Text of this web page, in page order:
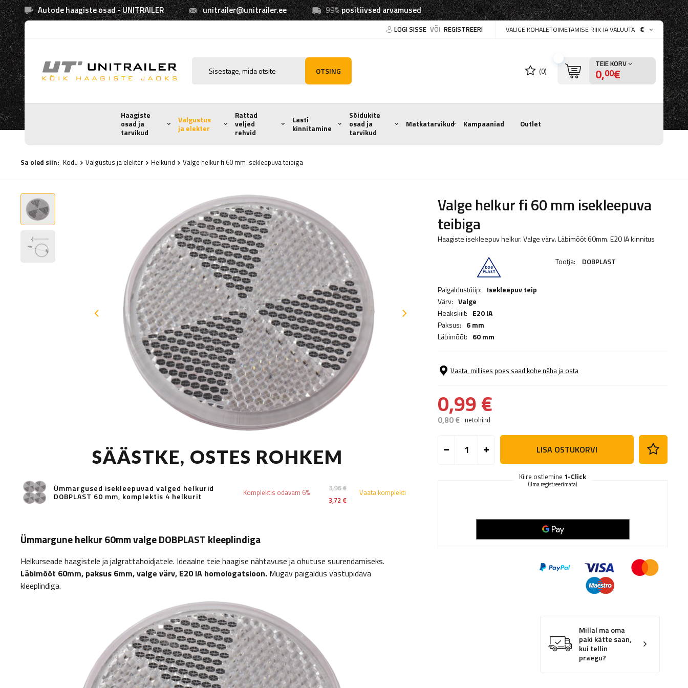
Autode haagiste osad - UNITRAILER unitrailer@unitrailer.ee 99%positiivsed arvamused
LOGI SISSE VÕI REGISTREERI VALIGE KOHALETOIMETAMISE RIIK JA VALUUTA €
OTSING (0)
TEIE KORV
0,00€
Haagiste
osad ja
tarvikud
Valgustus
ja elekter
Rattad
veljed
rehvid
Lasti
kinnitamine
Sõidukite
osad ja
tarvikud
Matkatarvikud Kampaaniad Outlet
Sa oled siin: Kodu Valgustus ja elekter Helkurid Valge helkur fi 60 mm isekleepuva teibiga
Valge helkur fi 60 mm isekleepuva
teibiga
Haagiste isekleepuv helkur. Valge värv. Läbimõõt 60mm. E20 IA kinnitus
Tootja: DOBPLAST
Paigaldustüüp: Isekleepuv teip
Värv: Valge
Heakskiit: E20 IA
Paksus: 6 mm
Läbimõõt: 60 mm
Vaata, millises poes saad kohe näha ja osta
0,99 €
0,80 € netohind
LISA OSTUKORVI
Kiire ostlemine 1-Click
(ilma registreerimata)
Millal ma oma
paki kätte saan,
kui tellin
praegu?
SÄÄSTKE, OSTES ROHKEM
Ümmargused isekleepuvad valged helkurid
DOBPLAST 60 mm, komplektis 4 helkurit
3,96 €
3,72 €
Komplektis odavam 6% Vaata komplekti
Ümmargune helkur 60mm valge DOBPLAST kleeplindiga
Helkurseade haagistele ja jalgrattahoidjatele. Ideaalne teie haagise nähtavuse ja ohutuse suurendamiseks.
Läbimõõt 60mm, paksus 6mm, valge värv, E20 IA homologatsioon. Mugav paigaldus vastupidava
kleeplindiga.